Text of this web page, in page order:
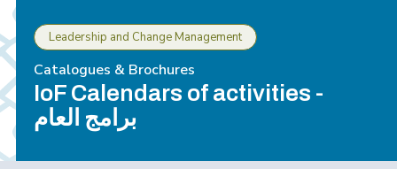
Leadership and Change Management
Catalogues & Brochures
IoF Calendars of activities -
برامج العام